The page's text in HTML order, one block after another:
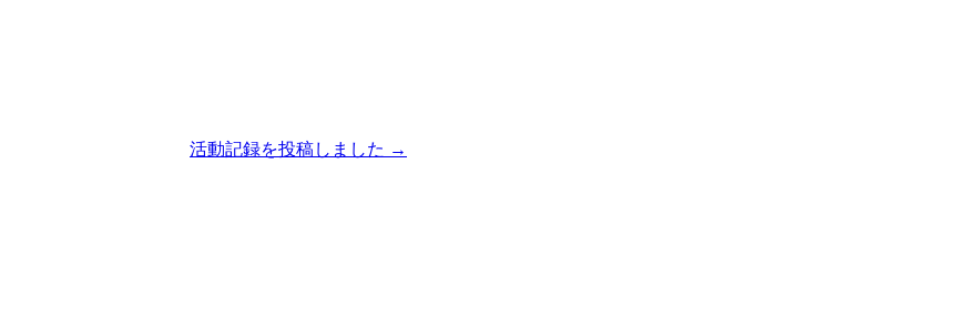
活動記録を投稿しました →